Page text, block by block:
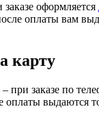
оформляется
оплаты вам
карту
при заказе по
оплаты выдаются